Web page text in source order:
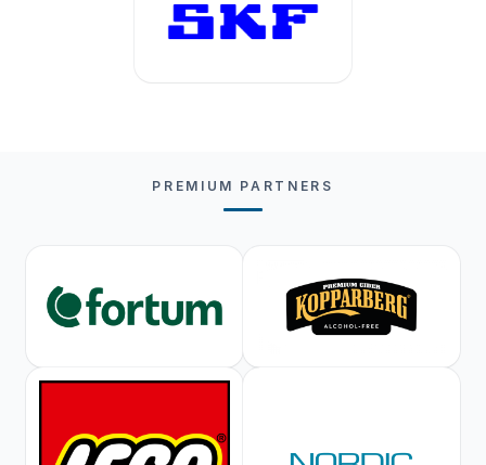
PREMIUM PARTNERS